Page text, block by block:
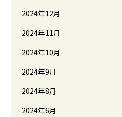
2024年12月
2024年11月
2024年10月
2024年9月
2024年8月
2024年6月